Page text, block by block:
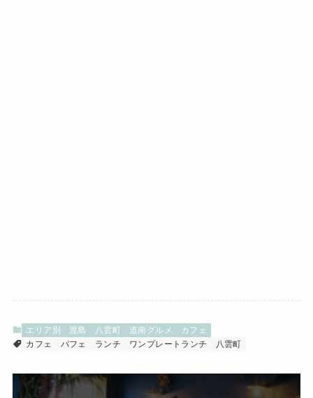
エリア別 渡島 八雲町 道南グルメ
カフェ
カフェ
パフェ ランチ ワンプレートランチ 八雲町